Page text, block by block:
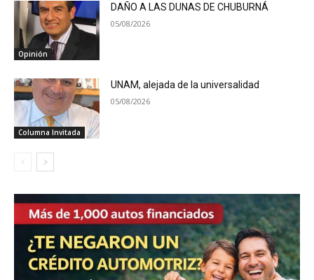
Opinión
DAÑO A LAS DUNAS DE CHUBURNÁ
05/08/2026
Columna Invitada
UNAM, alejada de la universalidad
05/08/2026